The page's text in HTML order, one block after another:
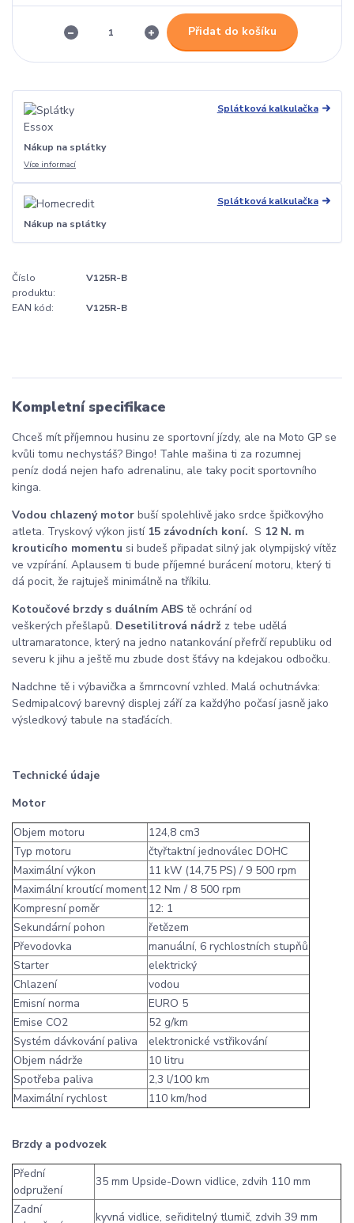
Přidat do košíku
Splátková kalkulačka
Nákup na splátky
Více informací
Splátková kalkulačka
Nákup na splátky
Číslo
produktu:
V125R-B
EAN kód: V125R-B
Kompletní specifikace
Chceš mít příjemnou husinu ze sportovní jízdy, ale na Moto GP se
kvůli tomu nechystáš? Bingo! Tahle mašina ti za rozumnej
peníz dodá nejen hafo adrenalinu, ale taky pocit sportovního
kinga.
Vodou chlazený motor buší spolehlivě jako srdce špičkovýho
atleta. Tryskový výkon jistí 15 závodních koní. S 12 N. m
krouticího momentu si budeš připadat silný jak olympijský vítěz
ve vzpírání. Aplausem ti bude příjemné burácení motoru, který ti
dá pocit, že rajtuješ minimálně na tříkilu.
Kotoučové brzdy s duálním ABS tě ochrání od
veškerých přešlapů. Desetilitrová nádrž z tebe udělá
ultramaratonce, který na jedno natankování přefrčí republiku od
severu k jihu a ještě mu zbude dost šťávy na kdejakou odbočku.
Nadchne tě i výbavička a šmrncovní vzhled. Malá ochutnávka:
Sedmipalcový barevný displej září za každýho počasí jasně jako
výsledkový tabule na staďácích.
Technické údaje
Motor
Objem motoru
124,8 cm3
Typ motoru
čtyřtaktní jednoválec DOHC
Maximální výkon
11 kW (14,75 PS) / 9 500 rpm
Maximální kroutící moment 12 Nm / 8 500 rpm
Kompresní poměr
12: 1
Sekundární pohon
řetězem
Převodovka
manuální, 6 rychlostních stupňů
Starter
elektrický
Chlazení
vodou
Emisní norma
EURO 5
Emise CO2
52 g/km
Systém dávkování paliva
elektronické vstřikování
Objem nádrže
10 litru
Spotřeba paliva
2,3 l/100 km
Maximální rychlost
110 km/hod
Brzdy a podvozek
Přední
odpružení
35 mm Upside-Down vidlice, zdvih 110 mm
Zadní
kyvná vidlice, seřiditelný tlumič, zdvih 39 mm